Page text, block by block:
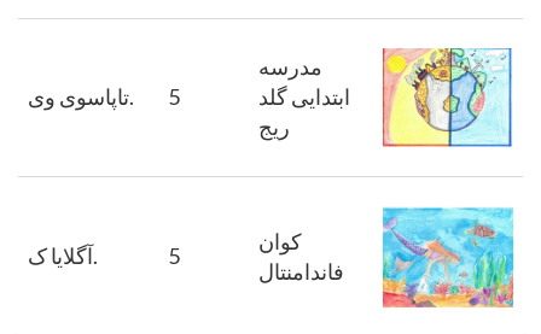
تاپاسویوی. 5
مدرسه
ابتدایی گلد
آگلایاک. 5
کوان
فاندامنتال